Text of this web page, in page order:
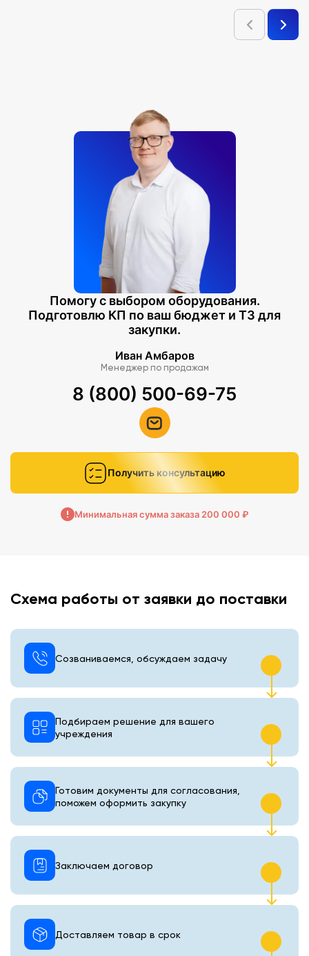
Помогу с выбором оборудования.
Подготовлю КП по ваш бюджет и ТЗ для
закупки.
Иван Амбаров
Менеджер по продажам
8 (800) 500-69-75
Получить консультацию
Минимальная сумма заказа 200 000 ₽
Схема работы от заявки до поставки
Созваниваемся, обсуждаем задачу
Подбираем решение для вашего
учреждения
Готовим документы для согласования,
поможем оформить закупку
Доставляем товар в срок
Заключаем договор